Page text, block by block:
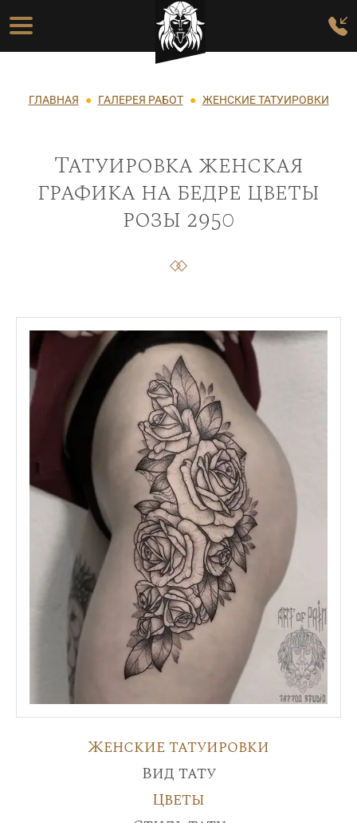
Перейти к основному содержанию
Основная навигация
Строка навигации
ГЛАВНАЯ ГАЛЕРЕЯ РАБОТ ЖЕНСКИЕ ТАТУИРОВКИ
Татуировка женская
графика на бедре цветы
розы 2950
Женские татуировки
Вид тату
Цветы